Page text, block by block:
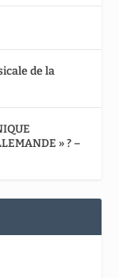
de la
» ? –